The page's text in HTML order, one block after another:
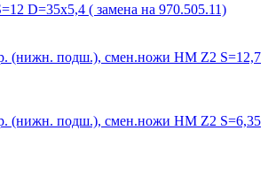
D=35x5,4 ( замена на 970.505.11)
(нижн. подш.), смен.ножи HM Z2 S=12,7
(нижн. подш.), смен.ножи HM Z2 S=6,35